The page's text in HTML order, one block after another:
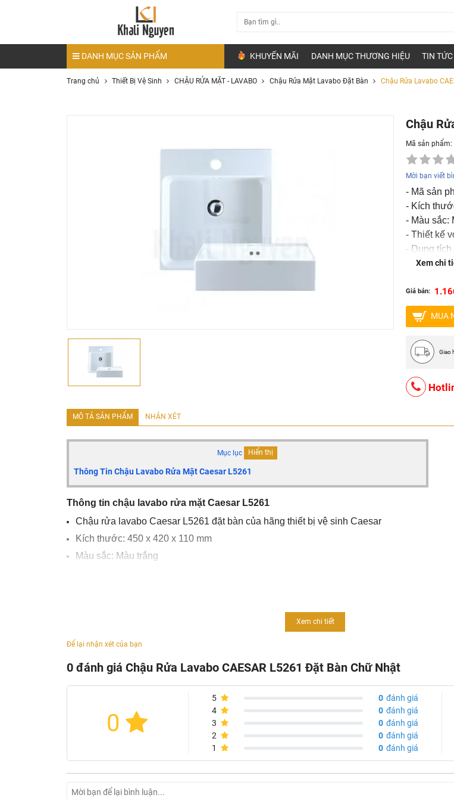
DANH MỤC SẢN PHẨM KHUYẾN MÃI DANH MỤC THƯƠNG HIỆU TIN TỨC
Trang chủ Thiết Bị Vệ Sinh CHẬU RỬA MẶT - LAVABO Chậu Rửa Mặt Lavabo Đặt Bàn Chậu Rửa Lavabo
Chậu
Mã sản phẩm:
Mời bạn viết
- Mã sản
- Kích
- Màu sắc:
- Thiết kế
- Dung tích
- Chất
Xem chi
Giá bán:
MUA
Giao
MÔ TẢ SẢN PHẨM NHẬN XÉT
Mục lục Hiển thị
Thông Tin Chậu Lavabo Rửa Mặt Caesar L5261
Thông tin chậu lavabo rửa mặt Caesar L5261
Chậu rửa lavabo Caesar L5261đặt bàn của hãng thiết bị vệ sinh Caesar
Kích thước: 450 x 420 x 110 mm
Màu sắc: Màu trắng
Chất liệu sứ cao cấp, chống bám bẩn
Xem chi tiết
Để lại nhận xét của bạn
0 đánh giá Chậu Rửa Lavabo CAESAR L5261 Đặt Bàn Chữ Nhật
0
5 0 đánh giá
4
0 đánh giá
3
0 đánh giá
2
0 đánh giá
1
0 đánh giá